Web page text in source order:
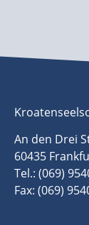
An den Drei
60435
Tel.: (069)
Fax: (069)